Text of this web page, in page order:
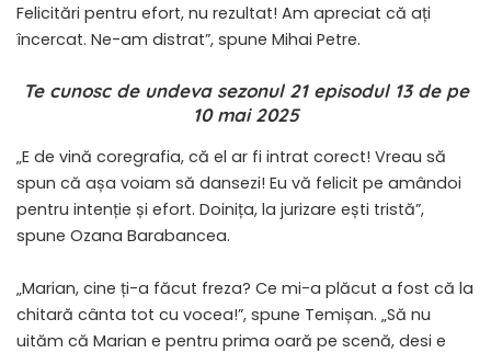
Felicitări pentru efort, nu rezultat! Am apreciat că ați
încercat. Ne-am distrat”, spune Mihai Petre.
Te cunosc de undeva sezonul 21 episodul 13 de pe
10 mai 2025
„E de vină coregrafia, că el ar fi intrat corect! Vreau să
spun că așa voiam să dansezi! Eu vă felicit pe amândoi
pentru intenție și efort. Doinița, la jurizare ești tristă”,
spune Ozana Barabancea.
„Marian, cine ți-a făcut freza? Ce mi-a plăcut a fost că la
chitară cânta tot cu vocea!”, spune Temișan. „Să nu
uităm că Marian e pentru prima oară pe scenă, desi e